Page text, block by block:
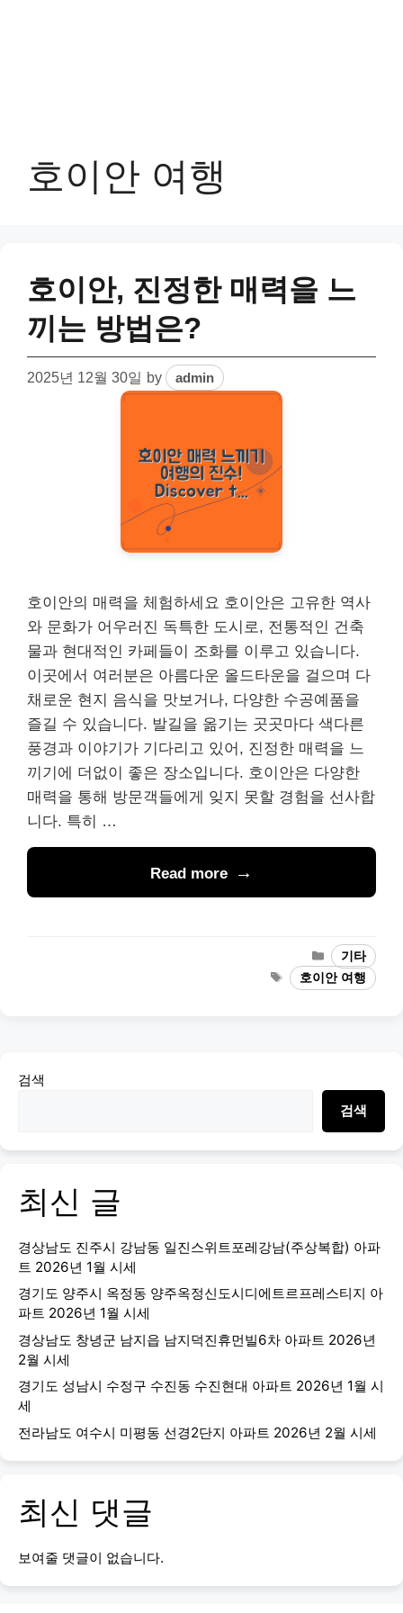
호이안 여행
호이안, 진정한 매력을 느
끼는 방법은?
2025년 12월 30일 by admin
호이안의 매력을 체험하세요 호이안은 고유한 역사
와 문화가 어우러진 독특한 도시로, 전통적인 건축
물과 현대적인 카페들이 조화를 이루고 있습니다.
이곳에서 여러분은 아름다운 올드타운을 걸으며 다
채로운 현지 음식을 맛보거나, 다양한 수공예품을
즐길 수 있습니다. 발길을 옮기는 곳곳마다 색다른
풍경과 이야기가 기다리고 있어, 진정한 매력을 느
끼기에 더없이 좋은 장소입니다. 호이안은 다양한
매력을 통해 방문객들에게 잊지 못할 경험을 선사합
니다. 특히 …
Read more
Categories
기타
Tags호이안 여행
검색
검색
최신 글
경상남도 진주시 강남동 일진스위트포레강남(주상복합) 아파
트 2026년 1월 시세
경기도 양주시 옥정동 양주옥정신도시디에트르프레스티지 아
파트 2026년 1월 시세
경상남도 창녕군 남지읍 남지덕진휴먼빌6차 아파트 2026년
2월 시세
경기도 성남시 수정구 수진동 수진현대 아파트 2026년 1월 시
세
전라남도 여수시 미평동 선경2단지 아파트 2026년 2월 시세
최신 댓글
보여줄 댓글이 없습니다.